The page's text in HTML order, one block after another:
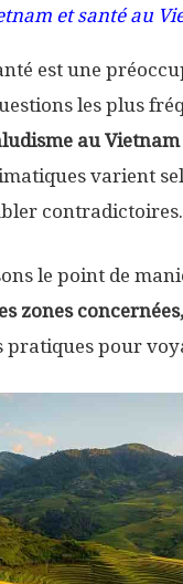
et santé au
est une
les plus
au Vietnam
varient
contradictoires.
le point de
zones
pratiques pour